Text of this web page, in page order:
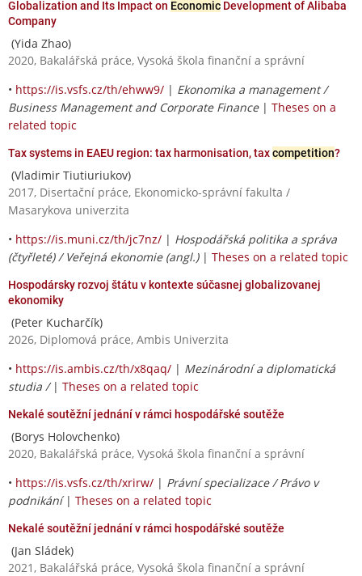
Globalization and Its Impact on Economic Development of Alibaba
Company
(Yida Zhao)
2020, Bakalářská práce, Vysoká škola finanční a správní
• https://is.vsfs.cz/th/ehww9/ | Ekonomika a management /
Business Management and Corporate Finance| Theses on a
related topic
Tax systems in EAEU region: tax harmonisation, taxcompetition?
(Vladimir Tiutiuriukov)
2017, Disertační práce, Ekonomicko-správní fakulta /
Masarykova univerzita
• https://is.muni.cz/th/jc7nz/ | Hospodářská politika a správa
(čtyřleté) / Veřejná ekonomie (angl.)| Theses on a related topic
Hospodársky rozvoj štátu v kontexte súčasnej globalizovanej
ekonomiky
(Peter Kucharčík)
2026, Diplomová práce, Ambis Univerzita
• https://is.ambis.cz/th/x8qaq/ | Mezinárodní a diplomatická
studia / | Theses on a related topic
Nekalé soutěžní jednání v rámci hospodářské soutěže
(Borys Holovchenko)
2020, Bakalářská práce, Vysoká škola finanční a správní
• https://is.vsfs.cz/th/xrirw/ | Právní specializace / Právo v
podnikání| Theses on a related topic
Nekalé soutěžní jednání v rámci hospodářské soutěže
(Jan Sládek)
2021, Bakalářská práce, Vysoká škola finanční a správní